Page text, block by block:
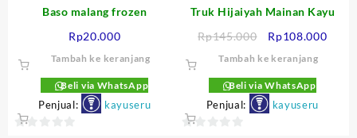
Baso malang frozen
Rp20.000
Tambah ke keranjang
Beli via WhatsApp
Penjual: kayuseru
Truk Hijaiyah Mainan Kayu
Rp145.000
Harga
aslinya
Rp145.000.
Rp108.000
Tambah ke keranjang
Beli via WhatsApp
Penjual: kayuseru